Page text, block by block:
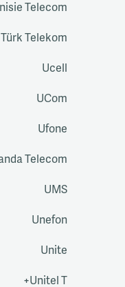
Telecom
Türk Telekom
Ucell
UCom
Ufone
Telecom
UMS
Unefon
Unite
Unitel T+